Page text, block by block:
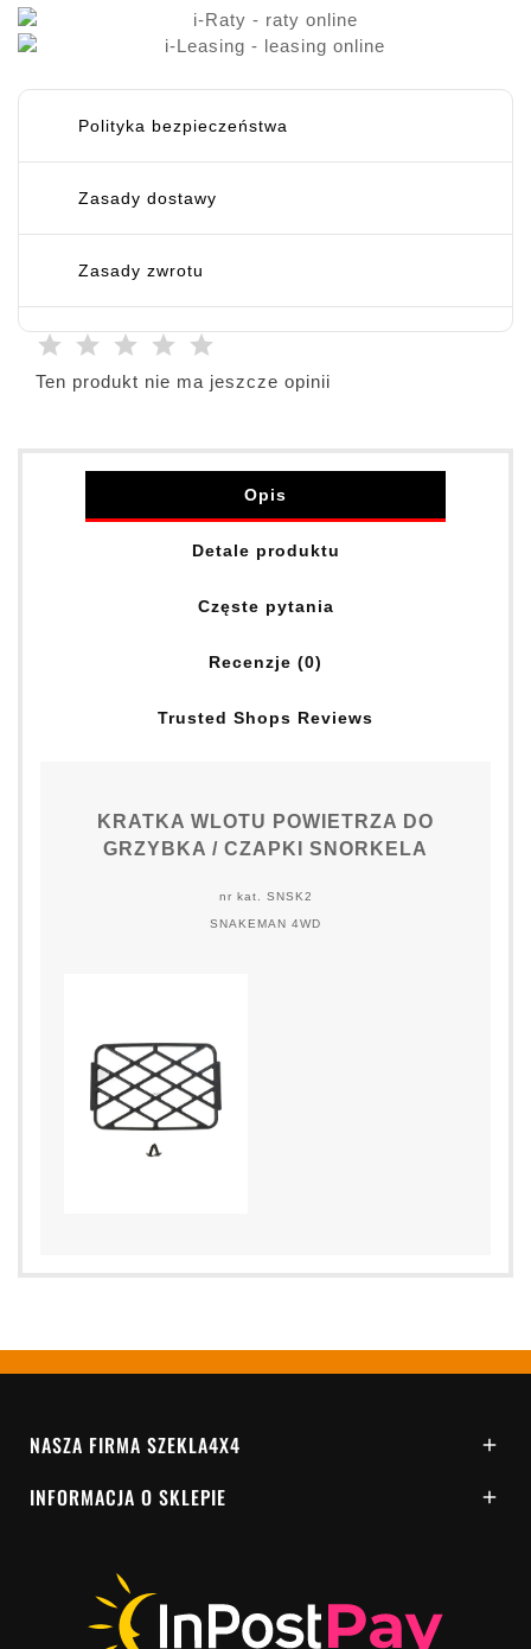
Polityka bezpieczeństwa
Zasady dostawy
Zasady zwrotu
Ten produkt nie ma jeszcze opinii
Opis
Detale produktu
Częste pytania
Recenzje (0)
Trusted Shops Reviews
KRATKA WLOTU POWIETRZA DO
GRZYBKA / CZAPKI SNORKELA
nr kat. SNSK2
SNAKEMAN 4WD
NASZA FIRMA SZEKLA4X4 
INFORMACJA O SKLEPIE 